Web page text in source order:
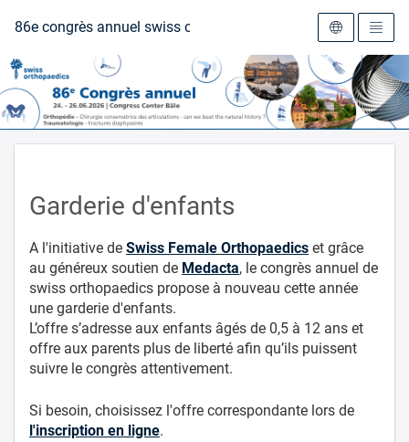
Vers la page d'accueil
86e congrès annuel swiss orthopaedics
Garderie d'enfants
A l'initiative de Swiss Female Orthopaedics et grâce
au généreux soutien de Medacta, le congrès annuel de
swiss orthopaedics propose à nouveau cette année
une garderie d'enfants.
L’offre s’adresse aux enfants âgés de 0,5 à 12 ans et
offre aux parents plus de liberté afin qu’ils puissent
suivre le congrès attentivement.
Si besoin, choisissez l'offre correspondante lors de
l'inscription en ligne.